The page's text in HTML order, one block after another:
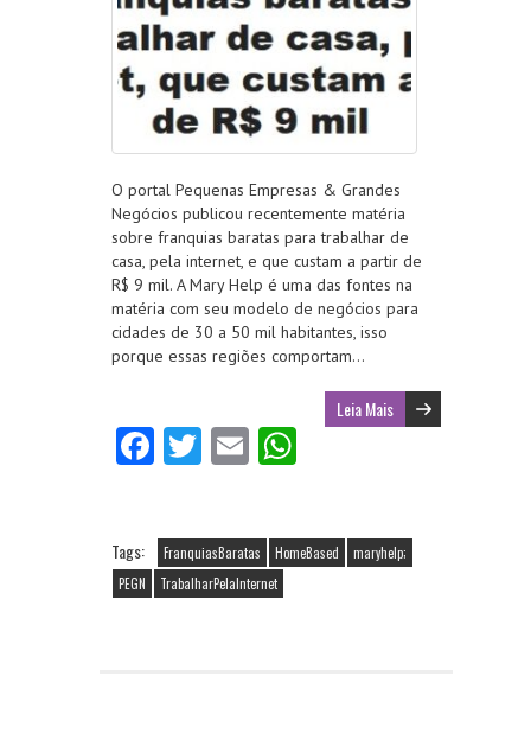
O portal Pequenas Empresas & Grandes
Negócios publicou recentemente matéria
sobre franquias baratas para trabalhar de
casa, pela internet, e que custam a partir de
R$ 9 mil. A Mary Help é uma das fontes na
matéria com seu modelo de negócios para
cidades de 30 a 50 mil habitantes, isso
porque essas regiões comportam…
Leia Mais
Fa
o
o
T
er
E
l A
Tags: FranquiasBaratas HomeBased
maryhelp;
PEGN
TrabalharPelaInternet